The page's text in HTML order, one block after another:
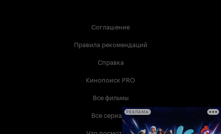
Соглашение
Правила рекомендаций
Справка
Кинопоиск PRO
Все фильмы
Все сериалы
Что посмотреть
РЕКЛАМА